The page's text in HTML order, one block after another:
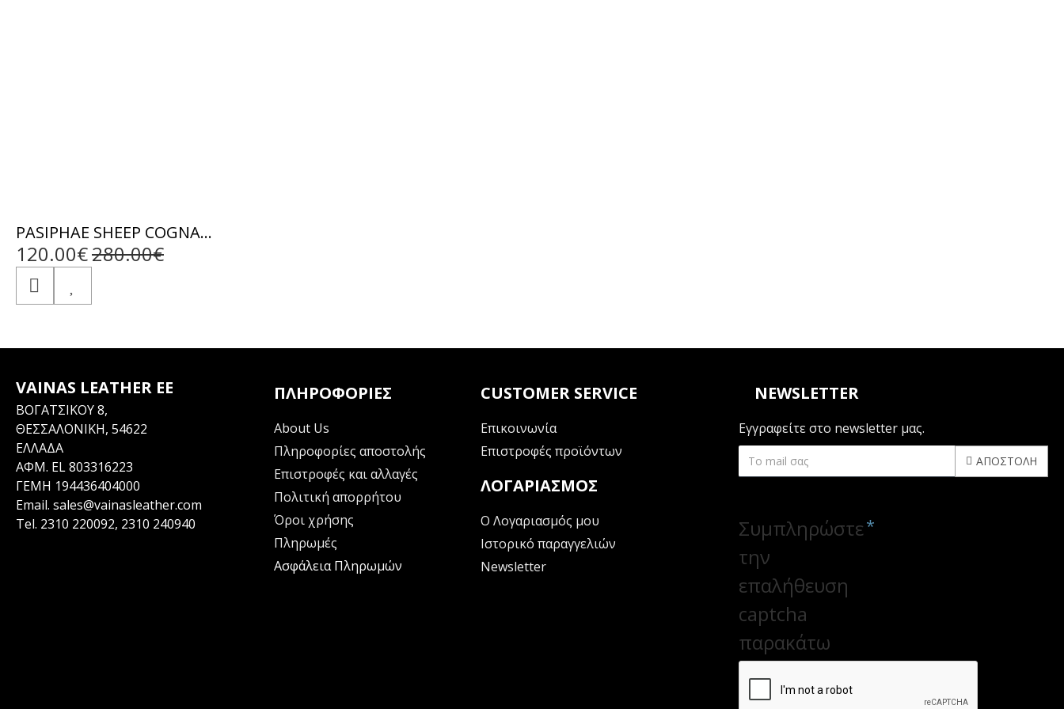
PASIPHAE SHEEP COGNAC - ΑΥΘΕΝΤΙΚΟ ΓΥΝΑΙΚΕΙΟ ΚΟΝΙΑΚ ΔΕΡΜΑΤΙΝΟ ΜΠΟΥΦΑΝ
120.00€280.00€
VAINAS LEATHER EE
ΒΟΓΑΤΣΙΚΟΥ 8,
ΘΕΣΣΑΛΟΝΙΚΗ, 54622
ΕΛΛΑΔΑ
ΑΦΜ. EL 803316223
ΓΕΜΗ 194436404000
Email. sales@vainasleather.com
Tel. 2310 220092, 2310 240940
ΠΛΗΡΟΦΟΡΊΕΣ
About Us
Πληροφορίες αποστολής
Επιστροφές και αλλαγές
Πολιτική απορρήτου
Όροι χρήσης
Πληρωμές
Ασφάλεια Πληρωμών
CUSTOMER SERVICE
Επικοινωνία
Επιστροφές προϊόντων
ΛΟΓΑΡΙΑΣΜΌΣ
Ο Λογαριασμός μου
Ιστορικό παραγγελιών
Newsletter
NEWSLETTER
Εγγραφείτε στο newsletter μας.
ΑΠΟΣΤΟΛΉ
Συμπληρώστε
την
επαλήθευση
captcha
παρακάτω